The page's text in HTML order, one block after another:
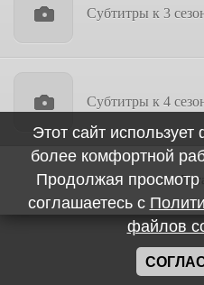
Субтитры к 3
Субтитры к 4
7
Этот сайт
более комфортной
Продолжая просмотр
соглашаетесь с
файлов